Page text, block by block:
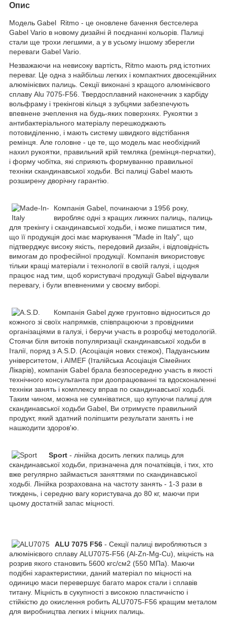
Опис
Модель Gabel Ritmo - це оновлене бачення бестселера
Gabel Vario в новому дизайні й поєднанні кольорів. Палиці
стали ще трохи легшими, а у в усьому іншому зберегли
переваги Gabel Vario.
Незважаючи на невисоку вартість, Ritmo мають ряд істотних
переваг. Це одна з найбільш легких і компактних двосекційних
алюмінієвих палиць. Секції виконані з кращого алюмінієвого
сплаву Alu 7075-F56. Твердосплавний наконечник з карбіду
вольфраму і трекінгові кільця з зубцями забезпечують
впевнене зчеплення на будь-яких поверхнях. Рукоятки з
антибактеріального матеріалу перешкоджають
потовиділенню, і мають систему швидкого відстібання
ремінця. Але головне - це те, що модель має необхідний
нахил рукоятки, правильний крій темляка (ремінця-перчатки),
і форму чобітка, які сприяють формуванню правильної
техніки скандинавської ходьби. Всі палиці Gabel мають
розширену дворічну гарантію.
Компанія Gabel, починаючи з 1956 року,
виробляє одні з кращих лижних палиць, палиць
для трекінгу і скандинавської ходьби, і може пишатися тим,
що її продукція досі має маркування "Made in Italy", що
підтверджує високу якість, передовий дизайн, і відповідність
вимогам до професійної продукції. Компанія використовує
тільки кращі матеріали і технології в своїй галузі, і щодня
працює над тим, щоб користувачі продукції Gabel відчували
перевагу, і були впевненими у своєму виборі.
Компанія Gabel дуже грунтовно відноситься до
кожного зі своїх напрямків, співпрацюючи з провідними
організаціями в галузі, і беручи участь в розробці методологій.
Стоячи біля витоків популяризації скандинавської ходьби в
Італії, поряд з A.S.D. (Асоціація нових стежок), Падуанським
університетом, і AIMEF (Італійська Асоціація Сімейних
Лікарів), компанія Gabel брала безпосередню участь в якості
технічного консультанта при доопрацюванні та вдосконаленні
техніки занять і комплексу вправ по скандинавської ходьбі.
Таким чином, можна не сумніватися, що купуючи палиці для
скандинавської ходьби Gabel, Ви отримуєте правильний
продукт, який здатний поліпшити результати занять і не
нашкодити здоров'ю.
Sport - лінійка досить легких палиць для
скандинавської ходьби, призначена для початківців, і тих, хто
вже регулярно займається заняттями по скандинавської
ходьбі. Лінійка розрахована на частоту занять - 1-3 рази в
тиждень, і середню вагу користувача до 80 кг, маючи при
цьому достатній запас міцності.
ALU 7075 F56 - Секції палиці виробляються з
алюмінієвого сплаву ALU7075-F56 (Al-Zn-Mg-Cu), міцність на
розрив якого становить 5600 кгc/см2 (550 МПа). Маючи
подібні характеристики, даний матеріал по міцності на
одиницю маси перевершує багато марок стали і сплавів
титану. Міцність в сукупності з високою пластичністю і
стійкістю до окислення робить ALU7075-F56 кращим металом
для виробництва легких і міцних палиць.